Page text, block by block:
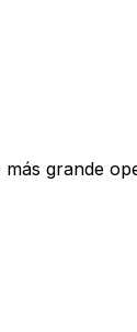
más grande